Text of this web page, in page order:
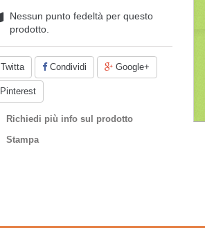
Nessun punto fedeltà per questo
prodotto.
Twitta Condividi Google+
Pinterest
Richiedi più info sul prodotto
Stampa